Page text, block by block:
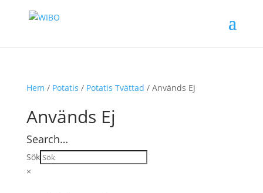
Hem / Potatis / Potatis Tvättad / Används Ej
Används Ej
Search…
Sök
×